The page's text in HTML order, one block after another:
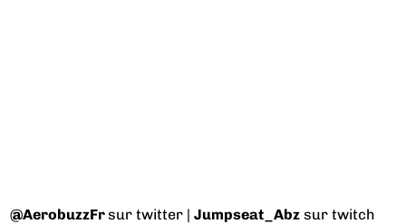
@AerobuzzFrsur twitter |Jumpseat_Abz sur twitch